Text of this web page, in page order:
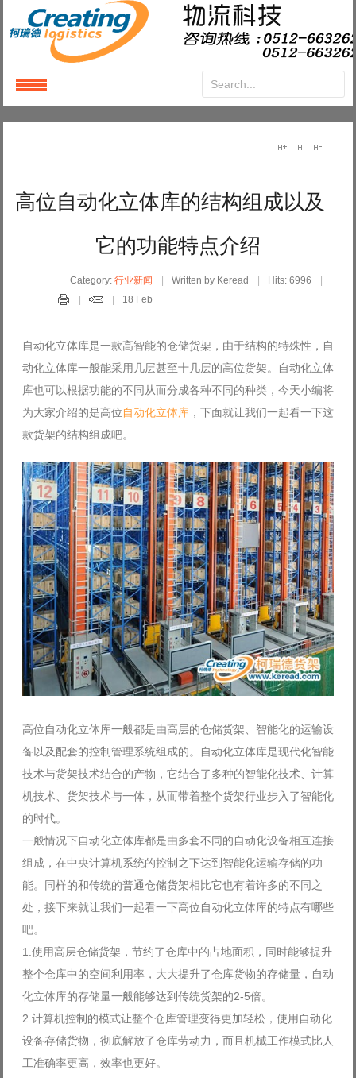
高位自动化立体库的结构组成以及
它的功能特点介绍
Category:行业新闻 Written by Keread
Hits: 6996
18 Feb
自动化立体库是一款高智能的仓储货架，由于结构的特殊性，自
动化立体库一般能采用几层甚至十几层的高位货架。自动化立体
库也可以根据功能的不同从而分成各种不同的种类，今天小编将
为大家介绍的是高位自动化立体库 ，下面就让我们一起看一下这
款货架的结构组成吧。
高位自动化立体库一般都是由高层的仓储货架、智能化的运输设
备以及配套的控制管理系统组成的。自动化立体库是现代化智能
技术与货架技术结合的产物，它结合了多种的智能化技术、计算
机技术、货架技术与一体，从而带着整个货架行业步入了智能化
的时代。
一般情况下自动化立体库都是由多套不同的自动化设备相互连接
组成，在中央计算机系统的控制之下达到智能化运输存储的功
能。同样的和传统的普通仓储货架相比它也有着许多的不同之
处，接下来就让我们一起看一下高位自动化立体库的特点有哪些
吧。
1.使用高层仓储货架，节约了仓库中的占地面积，同时能够提升
整个仓库中的空间利用率，大大提升了仓库货物的存储量，自动
化立体库的存储量一般能够达到传统货架的2-5倍。
2.计算机控制的模式让整个仓库管理变得更加轻松，使用自动化
设备存储货物，彻底解放了仓库劳动力，而且机械工作模式比人
工准确率更高，效率也更好。
LoginorRegister
Remember Me
Log in with Facebook
Forgot your password?
Forgot your username?